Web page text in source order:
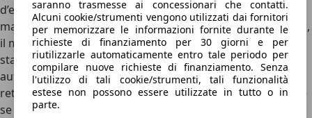
saranno trasmesse ai concessionari che contatti.
Alcuni cookie/strumenti vengono utilizzati dai fornitori
per memorizzare le informazioni fornite durante le
richieste di finanziamento per 30 giorni e per
riutilizzarle automaticamente entro tale periodo per
compilare nuove richieste di finanziamento. Senza
l'utilizzo di tali cookie/strumenti, tali funzionalità
estese non possono essere utilizzate in tutto o in
parte.
d’emergenza con riconoscimento pedoni e ciclisti, il
mantenimento attivo della corsia, il cruise control adattivo,
il monitoraggio dell’angolo cieco e il riconoscimento della
stanchezza del conducente. Il sistema di parcheggio
automatico, i sensori anteriori e posteriori e la
retrocamera contribuiscono a facilitare le manovre, anche
se il montante posteriore massiccio limita un po’ la